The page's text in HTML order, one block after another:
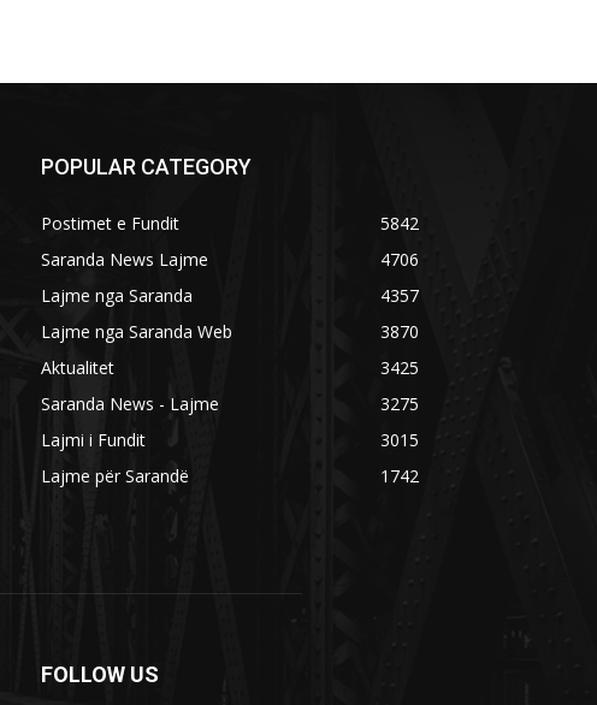
POPULAR CATEGORY
Postimet e Fundit
5842
Saranda News Lajme
4706
Lajme nga Saranda
4357
Lajme nga Saranda Web
3870
Aktualitet
3425
Saranda News - Lajme
3275
Lajmi i Fundit
3015
Lajme për Sarandë
1742
FOLLOW US